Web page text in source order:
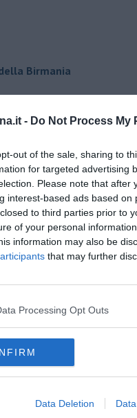
- Do Not Process My
out of the sale, sharing to
for targeted advertising
Please note that
interest-based ads based
to third parties prior to
of your personal
information may also be
that may further
Processing Opt Outs
Data Deletion
Birmania